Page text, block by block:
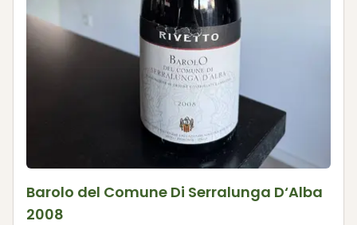
Barolo del Comune Di Serralunga D‘Alba
2008